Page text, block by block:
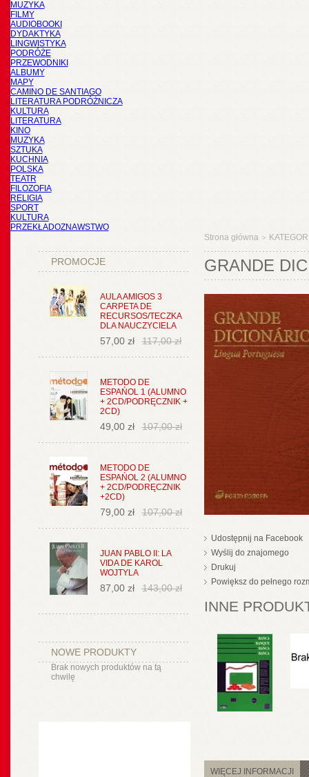
MUZYKA
FILMY
AUDIOBOOKI
DYDAKTYKA
LINGWISTYKA
PODRÓŻE
PRZEWODNIKI
ALBUMY
MAPY
CAMINO DE SANTIAGO
LITERATURA PODRÓŻNICZA
KULTURA
LITERATURA
KINO
MUZYKA
SZTUKA
KUCHNIA
POLSKA
TEATR
FILOZOFIA
RELIGIA
SPORT
KULTURA
PRZEKŁADOZNAWSTWO
PROMOCJE
AULA AMIGOS 3
CARPETA DE
RECURSOS/TECZKA
DLA NAUCZYCIELA
57,00 zł 117,00 zł
METODO DE
ESPAŃOL 1 (ALUMNO
+ 2CD/PODRĘCZNIK +
2CD)
49,00 zł 107,00 zł
METODO DE
ESPAŃOL 2 (ALUMNO
+ 2CD/PODRĘCZNIK
+2CD)
79,00 zł 107,00 zł
JUAN PABLO II: LA
VIDA DE KAROL
WOJTYLA
87,00 zł 143,00 zł
NOWE PRODUKTY
Brak nowych produktów na tą
chwilę
Strona główna >
GRANDE
Udostępnij na Facebook
Wyślij do znajomego
Drukuj
Powiększ do pełnego
INNE
WIĘCEJ INFORMACJI